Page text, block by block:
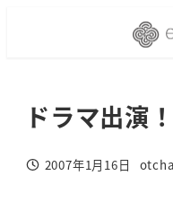
ドラマ出演
投稿日2007年1月16日
著